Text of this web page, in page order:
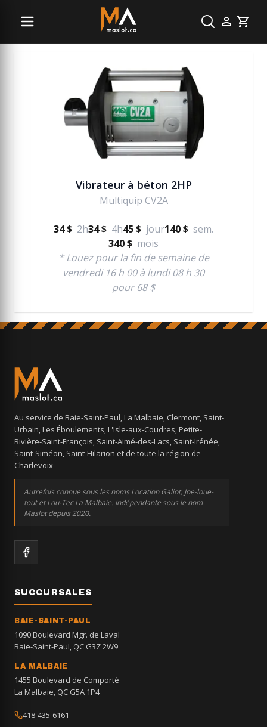
Cart
Béton
Vibrateur à béton 2HP
Multiquip CV2A
34 $ 2h34 $ 4h45 $ jour140 $ sem.
340 $ mois
* Louez pour la fin de semaine de
vendredi 16 h 00 à lundi 08 h 30
pour 68 $
Au service de Baie-Saint-Paul, La Malbaie, Clermont, Saint-
Urbain, Les Éboulements, L'Isle-aux-Coudres, Petite-
Rivière-Saint-François, Saint-Aimé-des-Lacs, Saint-Irénée,
Saint-Siméon, Saint-Hilarion et de toute la région de
Charlevoix
Autrefois connue sous les noms Location Galiot, Joe-loue-
tout et Lou-Tec La Malbaie. Indépendante sous le nom
Maslot depuis 2020.
SUCCURSALES
BAIE-SAINT-PAUL
1090 Boulevard Mgr. de Laval
Baie-Saint-Paul, QC G3Z 2W9
LA MALBAIE
1455 Boulevard de Comporté
La Malbaie, QC G5A 1P4
418-435-6161